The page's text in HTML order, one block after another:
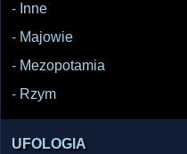
- Inne
- Majowie
- Mezopotamia
- Rzym
UFOLOGIA